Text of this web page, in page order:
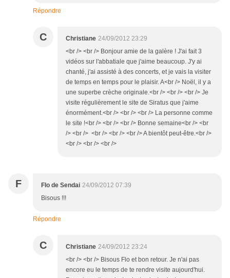
Répondre
C Christiane 24/09/2012 23:29
<br /> <br /> Bonjour amie de la galère ! J'ai fait 3
vidéos sur l'abbatiale que j'aime beaucoup. J'y ai
chanté, j'ai assisté à des concerts, et je vais la visiter
de temps en temps pour le plaisir. A<br /> Noël, il y a
une superbe crèche originale.<br /> <br /> <br /> Je
visite régulièrement le site de Siratus que j'aime
énormément.<br /> <br /> <br /> La personne comme
le site !<br /> <br /> <br /> Bonne semaine<br /> <br
/> <br /> <br /> <br /> <br /> A bientôt peut-être.<br />
<br /> <br /> <br />
F Flo de Sendai 24/09/2012 07:39
Bisous !!!
Répondre
C Christiane 24/09/2012 23:24
<br /> <br /> Bisous Flo et bon retour. Je n'ai pas
encore eu le temps de te rendre visite aujourd'hui.